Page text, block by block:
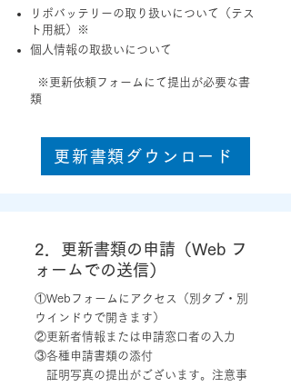
リポバッテリーの取り扱いについて（テス
ト用紙）※
個人情報の取扱いについて
※更新依頼フォームにて提出が必要な書
類
更新書類ダウンロード
2．更新書類の申請（Web フ
ォームでの送信）
①Webフォームにアクセス（別タブ・別
ウインドウで開きます）
②更新者情報または申請窓口者の入力
③各種申請書類の添付
証明写真の提出がございます。注意事